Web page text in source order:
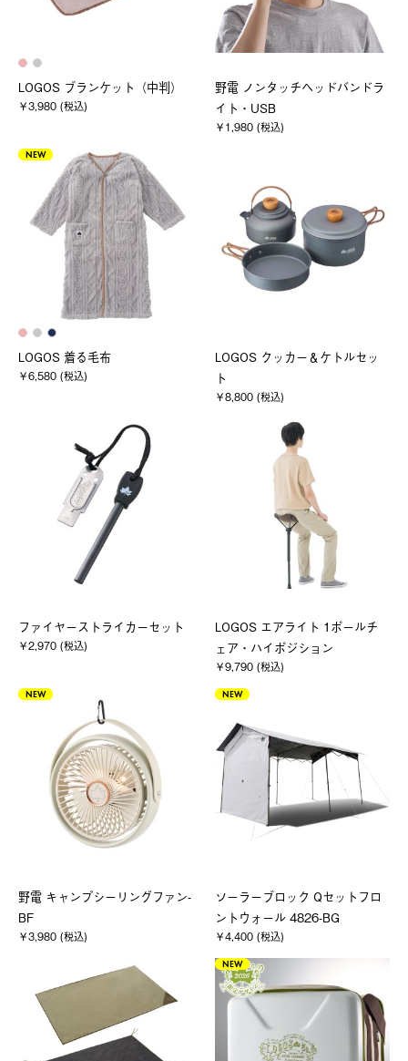
LOGOS ブランケット（中判）
￥3,980 (税込)
野電 ノンタッチヘッドバンドラ
イト・USB
￥1,980 (税込)
NEW
LOGOS 着る毛布
￥6,580 (税込)
LOGOS クッカー＆ケトルセッ
ト
￥8,800 (税込)
ファイヤーストライカーセット
￥2,970 (税込)
LOGOS エアライト 1ポールチ
ェア・ハイポジション
￥9,790 (税込)
NEW
野電 キャンプシーリングファン-
BF
￥3,980 (税込)
NEW
ソーラーブロック Qセットフロ
ントウォール 4826-BG
￥4,400 (税込)
NEW